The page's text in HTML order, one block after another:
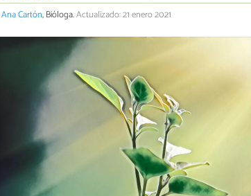
Ana Cartón, Bióloga.Actualizado: 21 enero 2021